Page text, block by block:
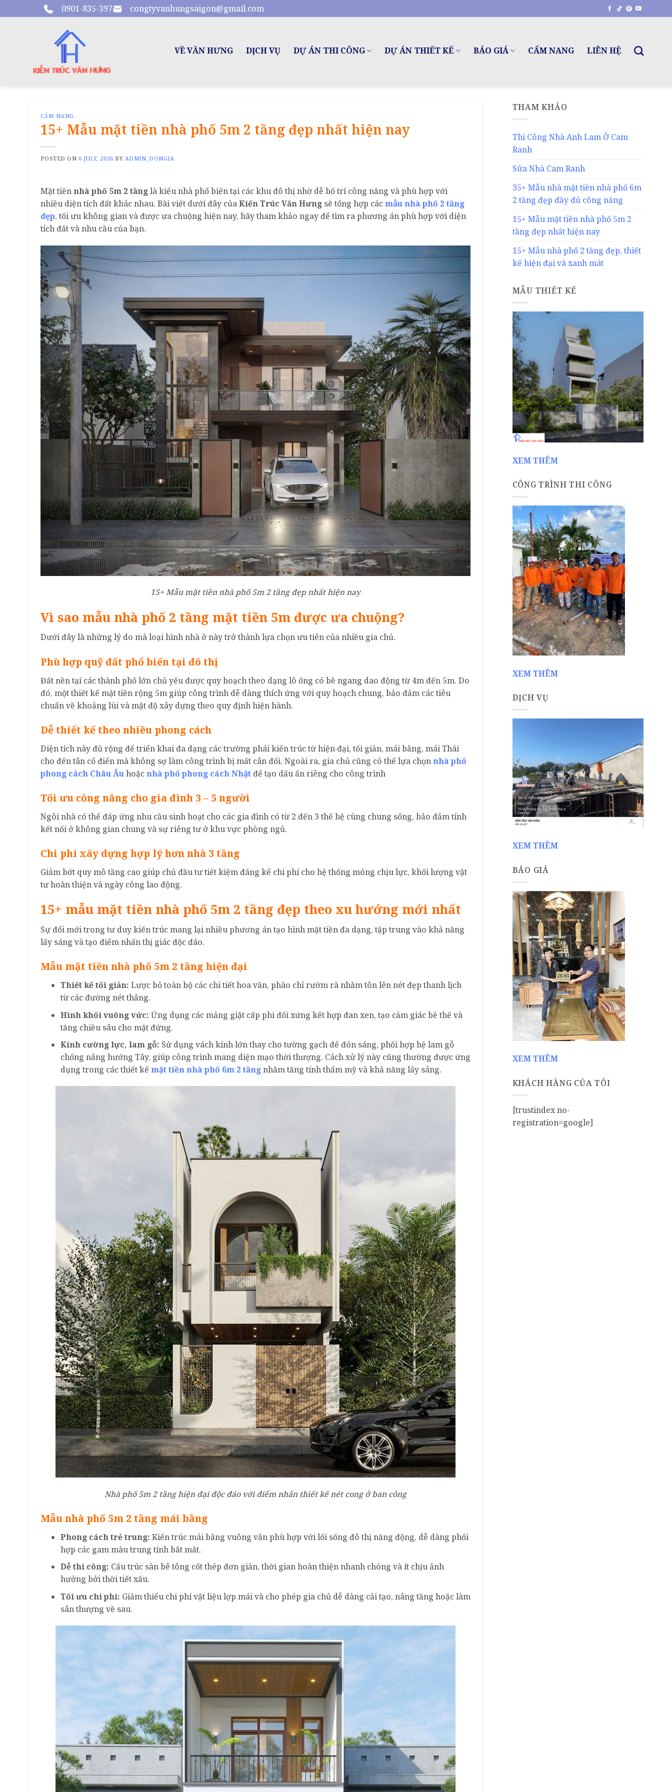
to
0901-835-397 congtyvanhungsaigon@gmail.com
VỀ VĂN HƯNG DỊCH VỤ DỰ ÁN THI CÔNG DỰ ÁN THIẾT KẾ BÁO GIÁ CẨM NANG LIÊN HỆ
CẨM NANG
15+ Mẫu mặt tiền nhà phố 5m 2 tầng đẹp nhất hiện nay
POSTED ON6 JULY, 2026 BY ADMIN_DONGIA
Mặt tiềnnhà phố 5m 2 tầnglà kiểu nhà phổ biến tại các khu đô thị nhờ dễ bố trí công năng và phù hợp với
nhiều diện tích đất khác nhau. Bài viết dưới đây củaKiến Trúc Văn Hưngsẽ tổng hợp cácmẫu nhà phố 2 tầng
đẹp, tối ưu không gian và được ưa chuộng hiện nay, hãy tham khảo ngay để tìm ra phương án phù hợp với diện
tích đất và nhu cầu của bạn.
15+ Mẫu mặt tiền nhà phố 5m 2 tầng đẹp nhất hiện nay
Vì sao mẫu nhà phố 2 tầng mặt tiền 5m được ưa chuộng?
Dưới đây là những lý do mà loại hình nhà ở này trở thành lựa chọn ưu tiên của nhiều gia chủ.
Phù hợp quỹ đất phổ biến tại đô thị
Đất nền tại các thành phố lớn chủ yếu được quy hoạch theo dạng lô ống có bề ngang dao động từ 4m đến 5m. Do
đó, một thiết kế mặt tiền rộng 5m giúp công trình dễ dàng thích ứng với quy hoạch chung, bảo đảm các tiêu
chuẩn về khoảng lùi và mật độ xây dựng theo quy định hiện hành.
Dễ thiết kế theo nhiều phong cách
Diện tích này đủ rộng để triển khai đa dạng các trường phái kiến trúc từ hiện đại, tối giản, mái bằng, mái Thái
cho đến tân cổ điển mà không sợ làm công trình bị mất cân đối. Ngoài ra, gia chủ cũng có thể lựa chọnnhà phố
phong cách Châu Âuhoặcnhà phố phong cách Nhậtđể tạo dấu ấn riêng cho công trình
Tối ưu công năng cho gia đình 3 – 5 người
Ngôi nhà có thể đáp ứng nhu cầu sinh hoạt cho các gia đình có từ 2 đến 3 thế hệ cùng chung sống, bảo đảm tính
kết nối ở không gian chung và sự riêng tư ở khu vực phòng ngủ.
Chi phí xây dựng hợp lý hơn nhà 3 tầng
Giảm bớt quy mô tầng cao giúp chủ đầu tư tiết kiệm đáng kể chi phí cho hệ thống móng chịu lực, khối lượng vật
tư hoàn thiện và ngày công lao động.
15+ mẫu mặt tiền nhà phố 5m 2 tầng đẹp theo xu hướng mới nhất
Sự đổi mới trong tư duy kiến trúc mang lại nhiều phương án tạo hình mặt tiền đa dạng, tập trung vào khả năng
lấy sáng và tạo điểm nhấn thị giác độc đáo.
Mẫu mặt tiền nhà phố 5m 2 tầng hiện đại
Thiết kế tối giản: Lược bỏ toàn bộ các chi tiết hoa văn, phào chỉ rườm rà nhằm tôn lên nét đẹp thanh lịch
từ các đường nét thẳng.
Hình khối vuông vức: Ứng dụng các mảng giật cấp phi đối xứng kết hợp đan xen, tạo cảm giác bề thế và
tăng chiều sâu cho mặt đứng.
Kính cường lực, lam gỗ: Sử dụng vách kính lớn thay cho tường gạch để đón sáng, phối hợp hệ lam gỗ
chống nắng hướng Tây, giúp công trình mang diện mạo thời thượng. Cách xử lý này cũng thường được ứng
dụng trong các thiết kếmặt tiền nhà phố 6m 2 tầngnhằm tăng tính thẩm mỹ và khả năng lấy sáng.
Nhà phố 5m 2 tầng hiện đại độc đáo với điểm nhấn thiết kế nét cong ở ban công
Mẫu nhà phố 5m 2 tầng mái bằng
Phong cách trẻ trung: Kiến trúc mái bằng vuông vắn phù hợp với lối sống đô thị năng động, dễ dàng phối
hợp các gam màu trung tính bắt mắt.
Dễ thi công: Cấu trúc sàn bê tông cốt thép đơn giản, thời gian hoàn thiện nhanh chóng và ít chịu ảnh
hưởng bởi thời tiết xấu.
Tối ưu chi phí: Giảm thiểu chi phí vật liệu lợp mái và cho phép gia chủ dễ dàng cải tạo, nâng tầng hoặc làm
sân thượng về sau.
THAM KHẢO
Thi Công Nhà Anh Lam Ở Cam
Ranh
Sửa Nhà Cam Ranh
35+ Mẫu nhà mặt tiền nhà phố 6m
2 tầng đẹp đầy đủ công năng
15+ Mẫu mặt tiền nhà phố 5m 2
tầng đẹp nhất hiện nay
15+ Mẫu nhà phố 2 tầng đẹp, thiết
kế hiện đại và xanh mát
MẪU THIẾT KẾ
XEM THÊM
CÔNG TRÌNH THI CÔNG
XEM THÊM
DỊCH VỤ
XEM THÊM
BÁO GIÁ
XEM THÊM
KHÁCH HÀNG CỦA TÔI
[trustindex no-
registration=google]